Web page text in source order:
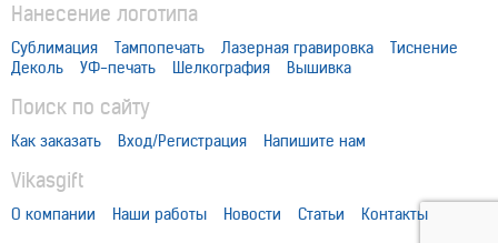
Нанесение логотипа
Сублимация Тампопечать Лазерная гравировка
Тиснение
Деколь
УФ-печать Шелкография Вышивка
Поиск по сайту
Как заказать Вход/Регистрация Напишите нам
Vikasgift
О компании Наши работы Новости Статьи Контакты